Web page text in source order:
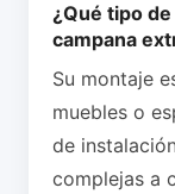
¿Qué tipo
campana
Su montaje
muebles o
de
complejas a